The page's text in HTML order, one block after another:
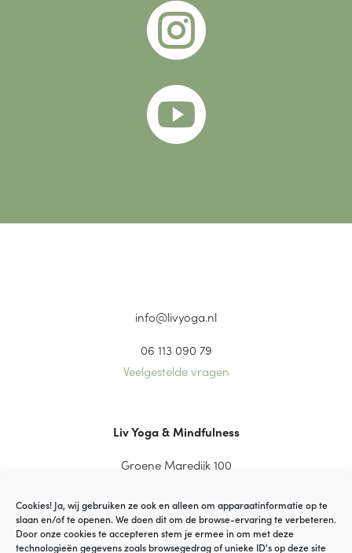
Cookies! Ja, wij gebruiken ze ook en alleen om apparaatinformatie op te
slaan en/of te openen. We doen dit om de browse-ervaring te verbeteren.
Door onze cookies te accepteren stem je ermee in om met deze
technologieën gegevens zoals browsegedrag of unieke ID's op deze site


info@livyoga.nl
06 113 090 79
Veelgestelde vragen
Liv Yoga & Mindfulness
Groene Maredijk 100